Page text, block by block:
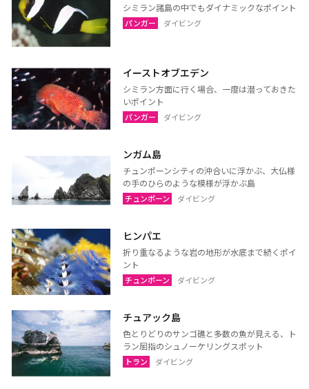
サコンナコーン
ナコーンパノム
ノーンカーイ
ローイエット
マハーサーラカーム
ブリーラム
ヤソートーン
シーサケート
アムナートチャルーン
チャイヤプーム
北イサーン
南イサーン
ラヨーン（サメット島）
チャンタブリー
サケーオ
プラーチーンブリー
ナコーンナーヨック
サムットプラカーン
バンコク
サムットソンクラーム
シミラン諸島の中でもダイナミックなポイント
パンガー ダイビング
イーストオブエデン
シミラン方面に行く場合、一度は潜っておきた
いポイント
パンガー ダイビング
ンガム島
チュンポーンシティの沖合いに浮かぶ、大仏様
の手のひらのような模様が浮かぶ島
チュンポーン ダイビング
ヒンパエ
折り重なるような岩の地形が水底まで続くポイ
ント
チュンポーン ダイビング
チュアック島
色とりどりのサンゴ礁と多数の魚が見える、ト
ラン屈指のシュノーケリングスポット
トラン ダイビング